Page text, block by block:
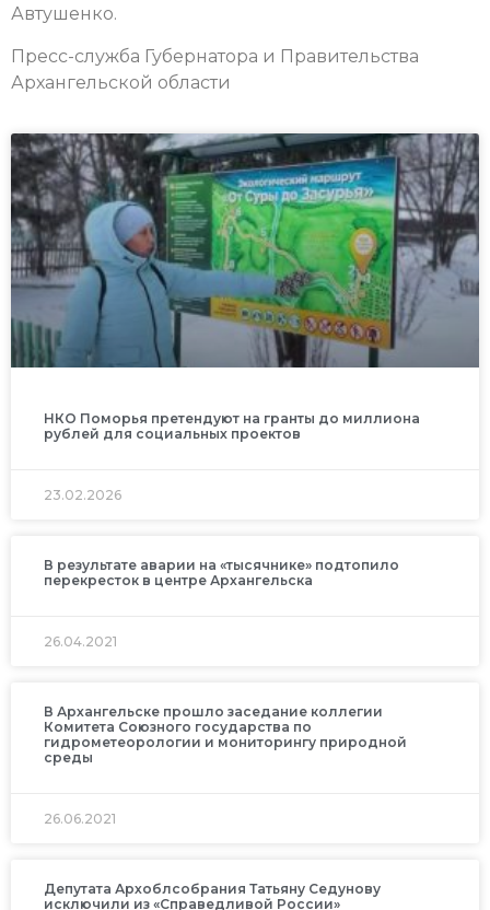
Автушенко.
Пресс-служба Губернатора и Правительства
Архангельской области
НКО Поморья претендуют на гранты до миллиона
рублей для социальных проектов
23.02.2026
В результате аварии на «тысячнике» подтопило
перекресток в центре Архангельска
26.04.2021
В Архангельске прошло заседание коллегии
Комитета Союзного государства по
гидрометеорологии и мониторингу природной
среды
26.06.2021
Депутата Архоблсобрания Татьяну Седунову
исключили из «Справедливой России»